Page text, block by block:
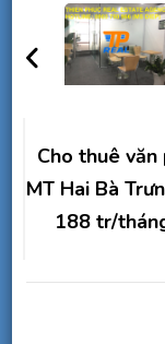
hướng
bài
Cho thuê văn
MT Hai Bà
188 tr/